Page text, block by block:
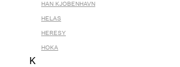
HAN KJOBENHAVN
HELAS
HERESY
HOKA
K